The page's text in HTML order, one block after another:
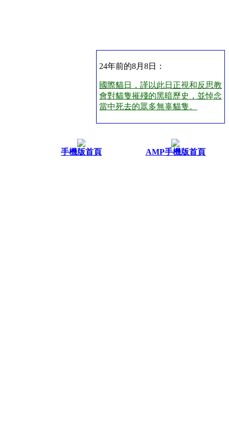
24年前的8月8日：
國際貓日，謹以此日正視和反思教
會對貓隻摧殘的黑暗歷史，並悼念
當中死去的眾多無辜貓隻。
手機版首頁 AMP手機版首頁